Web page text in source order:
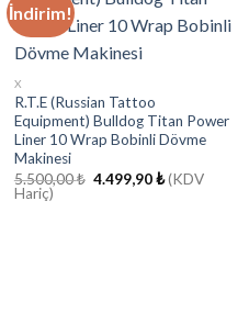
İndirim!
X
R.T.E (Russian Tattoo
Equipment) Bulldog Titan Power
Liner 10 Wrap Bobinli Dövme
Makinesi
5.500,00₺ Orijinal
4.499,90₺Şu
andaki
(KDV
Hariç)